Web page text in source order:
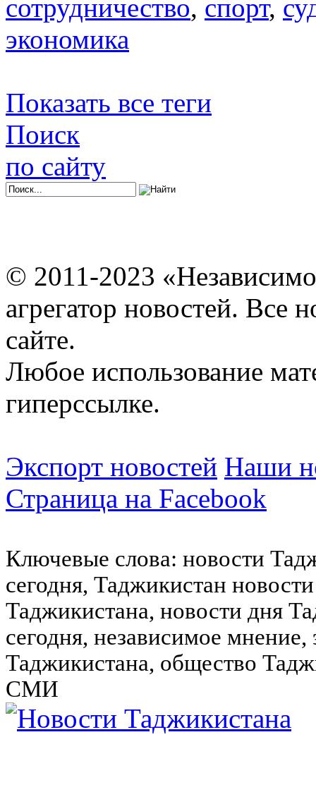
сотрудничество, спорт,
экономика
Показать все теги
Поиск
по сайту
© 2011-2023
агрегатор новостей. Все
сайте.
Любое использование
гиперссылке.
Экспорт новостей Наши
Страница на Facebook
Ключевые слова: новости
сегодня, Таджикистан
Таджикистана, новости дня
сегодня, независимое
Таджикистана, общество
СМИ